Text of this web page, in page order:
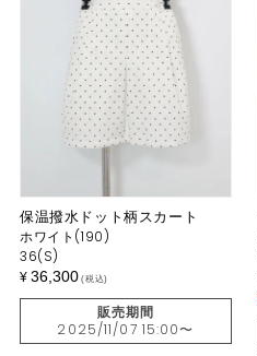
保温撥水ドット柄スカート
36(S)
ホワイト(190)
¥ 36,300 税込
販売期間
2025/11/07 15:00〜